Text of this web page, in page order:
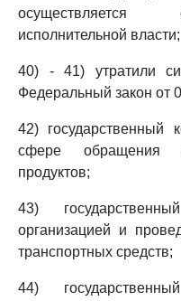
осуществляется
исполнительной власти;
40) - 41) утратили
Федеральный закон от
42) государственный
сфере обращения
продуктов;
43)
организацией и
транспортных средств;
44)